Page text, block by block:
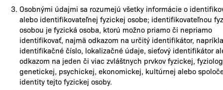
Osobnými údajmi sa rozumejú všetky informácie o
alebo identifikovateľnej fyzickej osobe; identifikovateľnou
osobou je fyzická osoba, ktorú možno priamo či nepriamo
identifikovať, najmä odkazom na určitý identifikátor,
identifikačné číslo, lokalizačné údaje, sieťový identifikátor
odkazom na jeden či viac zvláštnych prvkov fyzickej,
genetickej, psychickej, ekonomickej, kultúrnej alebo
identity tejto fyzickej osoby.